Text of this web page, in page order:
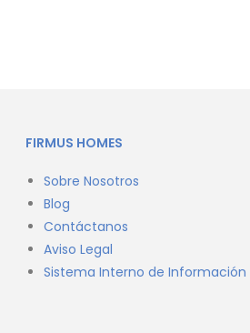
FIRMUS HOMES
Sobre Nosotros
Blog
Contáctanos
Aviso Legal
Sistema Interno de Información